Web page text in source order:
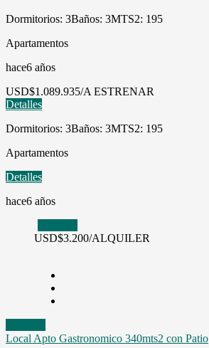
Dormitorios: 3Baños: 3MTS2: 195
Apartamentos
hace6 años
USD$1.089.935/A ESTRENAR
Detalles
Dormitorios: 3Baños: 3MTS2: 195
Apartamentos
Detalles
hace6 años
USD$3.200/ALQUILER
Local Apto Gastronomico 340mts2 con Patio